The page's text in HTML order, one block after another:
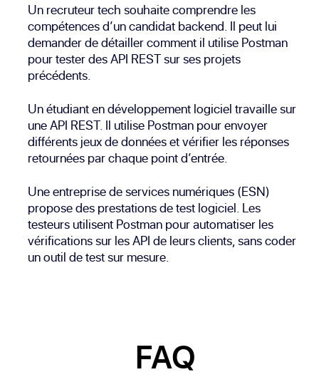
Un recruteur tech souhaite comprendre les
compétences d’un candidat backend. Il peut lui
demander de détailler comment il utilise Postman
pour tester des API REST sur ses projets
précédents.
Un étudiant en développement logiciel travaille sur
une API REST. Il utilise Postman pour envoyer
différents jeux de données et vérifier les réponses
retournées par chaque point d’entrée.
Une entreprise de services numériques (ESN)
propose des prestations de test logiciel. Les
testeurs utilisent Postman pour automatiser les
vérifications sur les API de leurs clients, sans coder
un outil de test sur mesure.
FAQ